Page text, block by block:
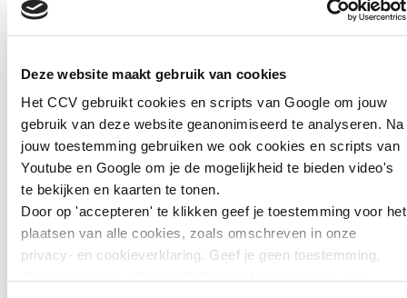
Deze website maakt gebruik van cookies
Het CCV gebruikt cookies en scripts van Google om jouw
gebruik van deze website geanonimiseerd te analyseren. Na
jouw toestemming gebruiken we ook cookies en scripts van
Youtube en Google om je de mogelijkheid te bieden video's
te bekijken en kaarten te tonen.
Door op 'accepteren' te klikken geef je toestemming voor het
plaatsen van alle cookies, zoals omschreven in onze
privacy- en cookieverklaring. Geef je geen toestemming,
jonge tieners
zwaarder
straffen: wat
kunnen we leren
voor preventie?
Zweden wil jonge
tieners die ernstige
misdrijven plegen
zwaarder kunnen